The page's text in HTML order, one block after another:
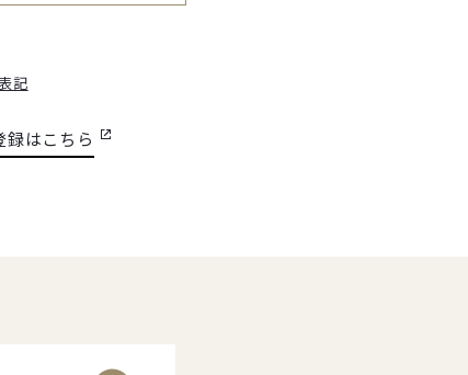
記
録はこちら